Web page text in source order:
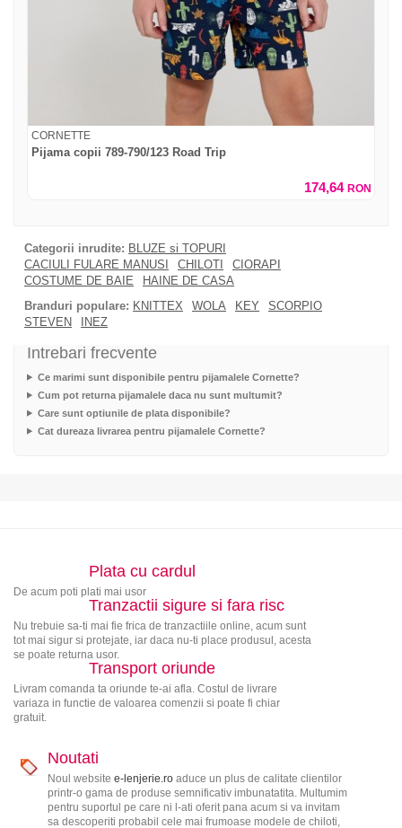
CORNETTE
Pijama copii 789-790/123 Road Trip
174,64 RON
Categorii inrudite: BLUZE si TOPURI
CACIULI FULARE MANUSI
CHILOTI
CIORAPI
COSTUME DE BAIE
HAINE DE CASA
Branduri populare: KNITTEX WOLA KEY
SCORPIO
STEVEN
INEZ
Intrebari frecvente
Ce marimi sunt disponibile pentru pijamalele Cornette?
Cum pot returna pijamalele daca nu sunt multumit?
Care sunt optiunile de plata disponibile?
Cat dureaza livrarea pentru pijamalele Cornette?
Plata cu cardul
De acum poti plati mai usor
Tranzactii sigure si fara risc
Nu trebuie sa-ti mai fie frica de tranzactiile online, acum sunt
tot mai sigur si protejate, iar daca nu-ti place produsul, acesta
se poate returna usor.
Transport oriunde
Livram comanda ta oriunde te-ai afla. Costul de livrare
variaza in functie de valoarea comenzii si poate fi chiar
gratuit.
Noutati
Noul website e-lenjerie.roaduce un plus de calitate clientilor
printr-o gama de produse semnificativ imbunatatita. Multumim
pentru suportul pe care ni l-ati oferit pana acum si va invitam
sa descoperiti probabil cele mai frumoase modele de chiloti,